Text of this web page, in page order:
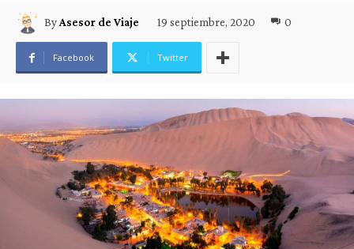
ByAsesor de Viaje 19 septiembre, 2020 0
Facebook Twitter